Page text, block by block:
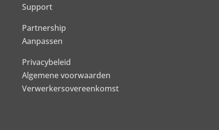
Support
Partnership
Aanpassen
Privacybeleid
Algemene voorwaarden
Verwerkersovereenkomst